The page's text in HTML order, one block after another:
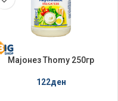
Мајонез Thomy 250гр
122ден